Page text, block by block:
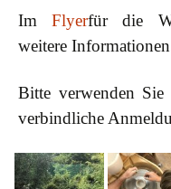
ImFlyerfür die
weitere
Bitte verwenden Sie
verbindliche